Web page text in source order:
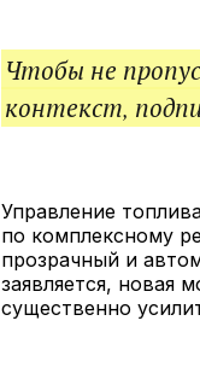
Чтобы не
контекст,
Управление
по комплексному
прозрачный и
заявляется, новая
существенно